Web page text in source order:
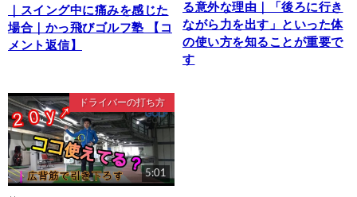
｜スイング中に痛みを感じた
場合｜かっ飛びゴルフ塾 【コ
メント返信】
る意外な理由｜「後ろに行き
ながら力を出す」といった体
の使い方を知ることが重要で
す
ドライバーの打ち方
5:01